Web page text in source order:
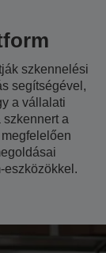
szkennelési
segítségével,
a vállalati
a
eszközökkel.